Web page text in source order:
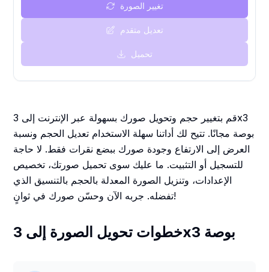
تغيير الصورة
تعديل متقدم
تحميل
قم بتغيير حجم وتحويل صورك بسهولة عبر الإنترنت إلى 3x3
بوصة مجانًا. تتيح لك أداتنا سهلة الاستخدام تعديل الحجم ونسبة
العرض إلى الارتفاع وجودة صورك ببضع نقرات فقط. لا حاجة
للتسجيل أو التثبيت. ما عليك سوى تحميل صورتك، تخصيص
الإعدادات، وتنزيل الصورة المعدلة بالحجم بالتنسيق الذي
تفضله. جربه الآن وحسّن صورك في ثوانٍ!
خطوات تحويل الصورة إلى 3x3 بوصة